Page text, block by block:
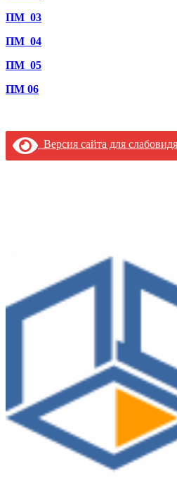
ПМ 03
ПМ 04
ПМ 05
ПМ 06
Версия сайта для